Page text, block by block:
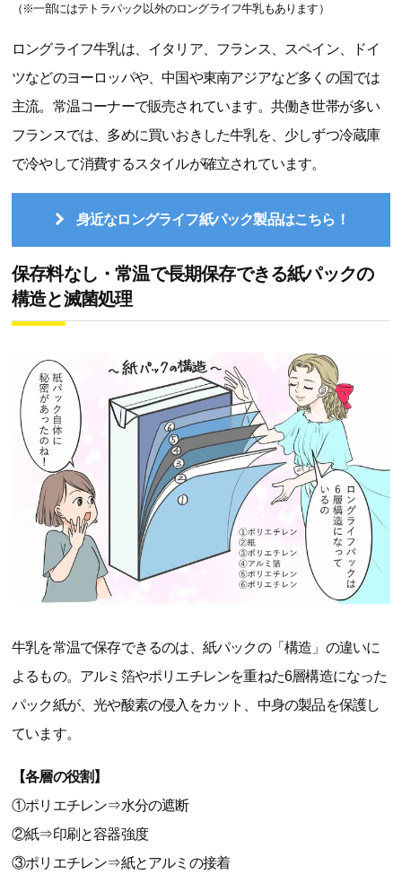
（※一部にはテトラパック以外のロングライフ牛乳もあります）
ロングライフ牛乳は、イタリア、フランス、スペイン、ドイ
ツなどのヨーロッパや、中国や東南アジアなど多くの国では
主流。常温コーナーで販売されています。共働き世帯が多い
フランスでは、多めに買いおきした牛乳を、少しずつ冷蔵庫
で冷やして消費するスタイルが確立されています。
身近なロングライフ紙パック製品はこちら！
保存料なし・常温で長期保存できる紙パックの
構造と滅菌処理
牛乳を常温で保存できるのは、紙パックの「構造」の違いに
よるもの。アルミ箔やポリエチレンを重ねた6層構造になった
パック紙が、光や酸素の侵入をカット、中身の製品を保護し
ています。
【各層の役割】
①ポリエチレン⇒水分の遮断
②紙⇒印刷と容器強度
③ポリエチレン⇒紙とアルミの接着